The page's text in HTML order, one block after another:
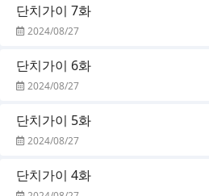
단치가이 7화
2024/08/27
단치가이 6화
2024/08/27
단치가이 5화
2024/08/27
단치가이 4화